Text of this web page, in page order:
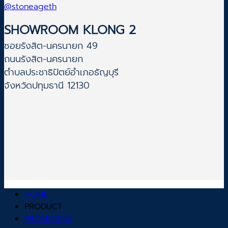
@stoneageth
SHOWROOM KLONG 2
ซอยรังสิต-นครนายก 49
ถนนรังสิต-นครนายก
ตำบลประชาธิปัตย์อำเภอธัญบุรี
จังหวัดปทุมธานี 12130
HOME
PRODUCT
PROMOTION